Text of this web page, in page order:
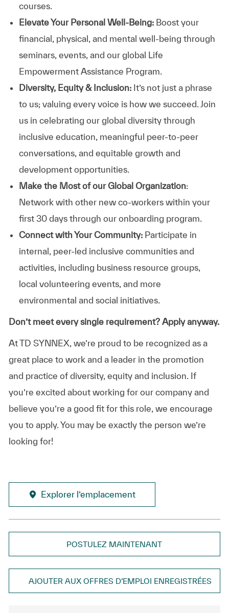
courses.
Elevate Your Personal Well-Being:Boost your
financial, physical, and mental well-being through
seminars, events, and our global Life
Empowerment Assistance Program.
Diversity, Equity & Inclusion: It’s not just a phrase
to us; valuing every voice is how we succeed. Join
us in celebrating our global diversity through
inclusive education, meaningful peer-to-peer
conversations, and equitable growth and
development opportunities.
Make the Most of our Global Organization:
Network with other new co-workers within your
first 30 days through our onboarding program.
Connect with Your Community:Participate in
internal, peer-led inclusive communities and
activities, including business resource groups,
local volunteering events, and more
environmental and social initiatives.
Don’t meet every single requirement? Apply anyway.
At TD SYNNEX, we’re proud to be recognized as a
great place to work and a leader in the promotion
and practice of diversity, equity and inclusion. If
you’re excited about working for our company and
believe you’re a good fit for this role, we encourage
you to apply. You may be exactly the person we’re
looking for!
Explorer l’emplacement
POSTULEZ MAINTENANT
AJOUTER AUX OFFRES D’EMPLOI ENREGISTRÉES